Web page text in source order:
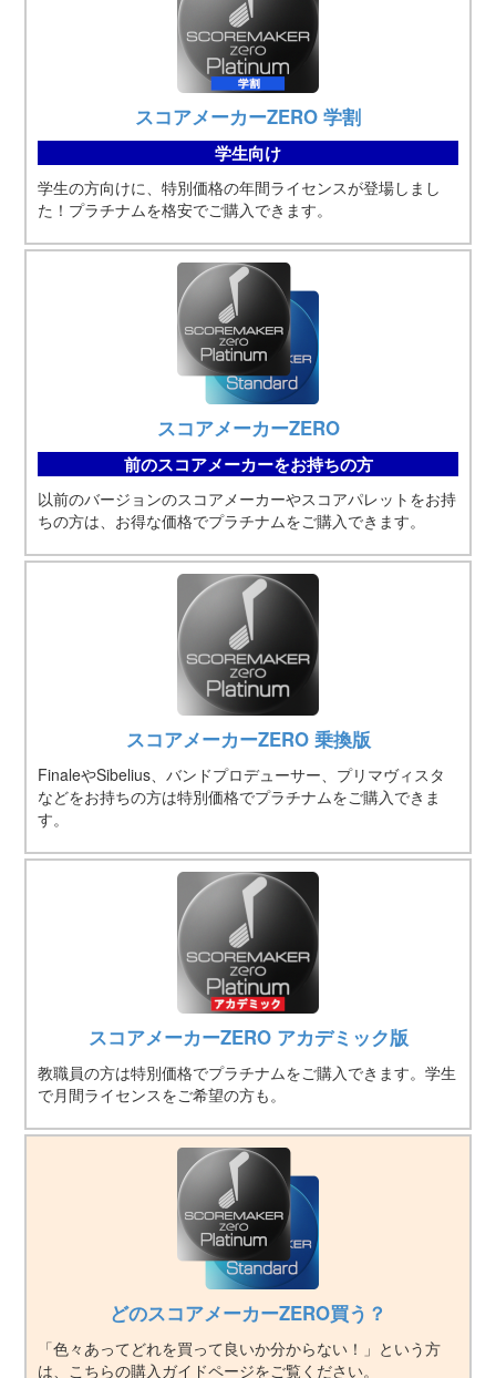
スコアメーカーZERO 学割
学生向け
学生の方向けに、特別価格の年間ライセンスが登場しまし
た！プラチナムを格安でご購入できます。
スコアメーカーZERO
前のスコアメーカーをお持ちの方
以前のバージョンのスコアメーカーやスコアパレットをお持
ちの方は、お得な価格でプラチナムをご購入できます。
スコアメーカーZERO 乗換版
FinaleやSibelius、バンドプロデューサー、プリマヴィスタ
などをお持ちの方は特別価格でプラチナムをご購入できま
す。
スコアメーカーZERO アカデミック版
教職員の方は特別価格でプラチナムをご購入できます。学生
で月間ライセンスをご希望の方も。
どのスコアメーカーZERO買う？
「色々あってどれを買って良いか分からない！」という方
は、こちらの購入ガイドページをご覧ください。